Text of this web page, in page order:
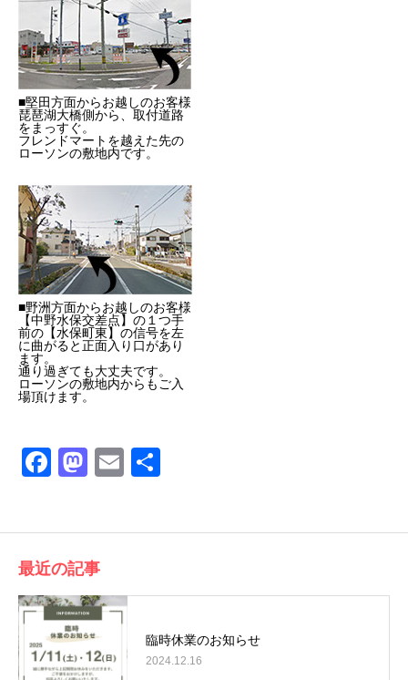
■堅田方面からお越しのお客様
琵琶湖大橋側から、取付道路
をまっすぐ。
フレンドマートを越えた先の
ローソンの敷地内です。
■野洲方面からお越しのお客様
【中野水保交差点】の１つ手
前の【水保町東】の信号を左
に曲がると正面入り口があり
ます。
通り過ぎても大丈夫です。
ローソンの敷地内からもご入
場頂けます。
Facebook
Mastodon
Email
最近の記事
臨時休業のお知らせ
2024.12.16